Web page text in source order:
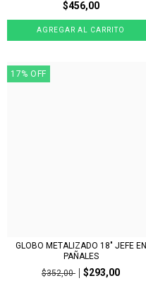
$456,00
17% OFF
GLOBO METALIZADO 18" JEFE EN
PAÑALES
$352,00
$293,00